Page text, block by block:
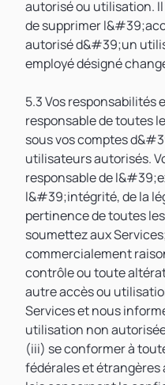
autorisé ou utilisation.
de supprimer
autorisé d&#39;un
employé désigné
5.3 Vos responsabilités
responsable de toutes
sous vos comptes
utilisateurs autorisés.
responsable de
l&#39;intégrité, de la
pertinence de toutes
soumettez aux
commercialement
contrôle ou toute
autre accès ou
Services et nous
utilisation non
(iii) se conformer à
fédérales et étrangères